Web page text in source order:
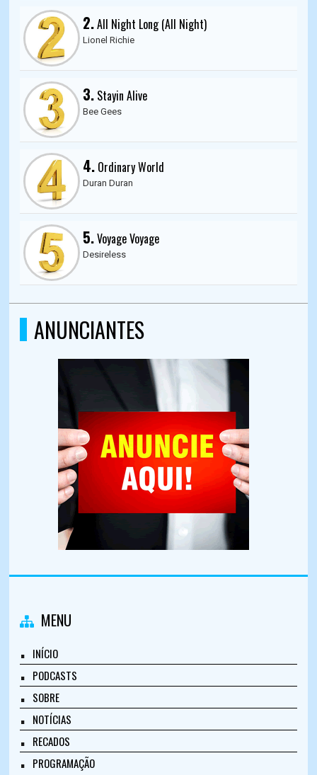
2.All Night Long (All Night)
Lionel Richie
3. Stayin Alive
Bee Gees
4. Ordinary World
Duran Duran
5.Voyage Voyage
Desireless
ANUNCIANTES
MENU
INÍCIO
PODCASTS
SOBRE
NOTÍCIAS
RECADOS
PROGRAMAÇÃO